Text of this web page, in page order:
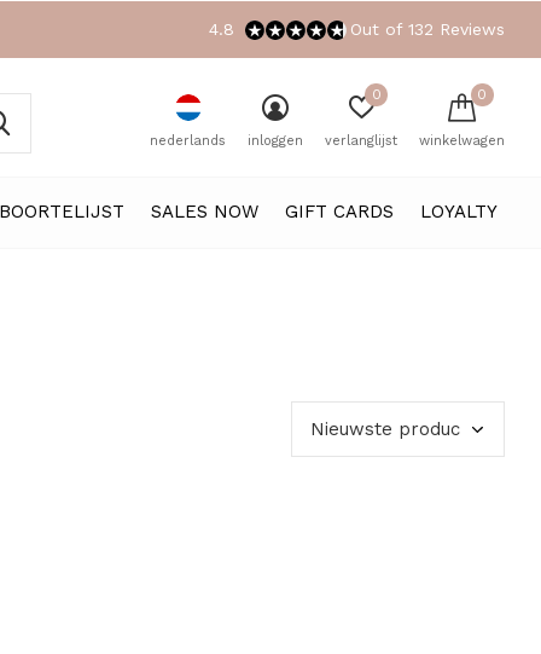
SALES NOW GIFT CARDS LOYALTY
nederlands inloggen verlanglijst
0
winkelwagen
0
4.8 Out of 132 Reviews